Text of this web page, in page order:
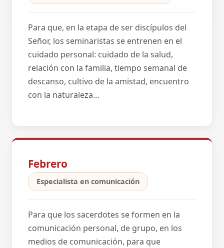
Para que, en la etapa de ser discípulos del
Señor, los seminaristas se entrenen en el
cuidado personal: cuidado de la salud,
relación con la familia, tiempo semanal de
descanso, cultivo de la amistad, encuentro
con la naturaleza…
Febrero
Especialista en comunicación
Para que los sacerdotes se formen en la
comunicación personal, de grupo, en los
medios de comunicación, para que